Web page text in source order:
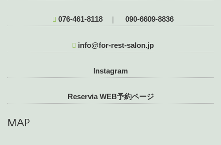
076-461-8118 ｜ 090-6609-8836
info@for-rest-salon.jp
Instagram
Reservia WEB予約ページ
MAP